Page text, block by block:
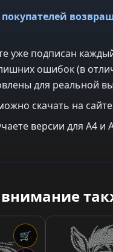
уже подписан
ошибок (в
для реальной
скачать на
версии для A4
🛒